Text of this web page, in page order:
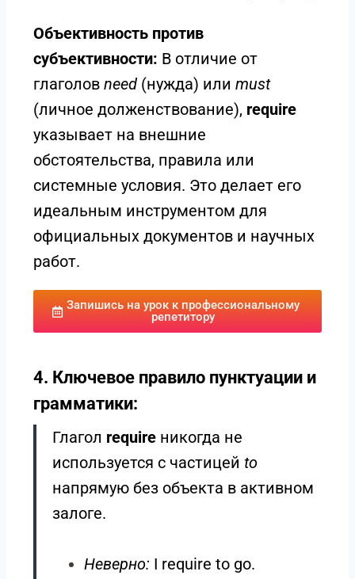
Объективность против
субъективности: В отличие от
глаголов need (нужда) или must
(личное долженствование), require
указывает на внешние
обстоятельства, правила или
системные условия. Это делает его
идеальным инструментом для
официальных документов и научных
работ.
Запишись на урок к профессиональному
репетитору
4. Ключевое правило пунктуации и
грамматики:
Глагол require никогда не
используется с частицей to
напрямую без объекта в активном
залоге.
Неверно: I require to go.